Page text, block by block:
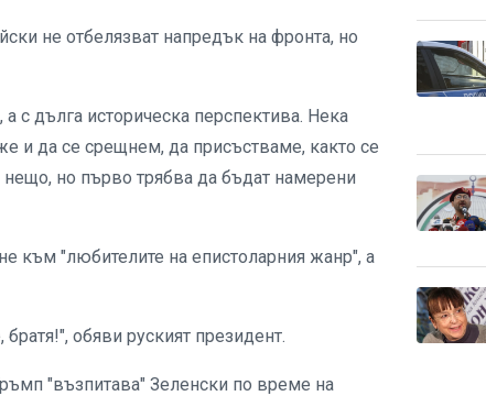
не отбелязват напредък на фронта, но
с дълга историческа перспектива. Нека
и да се срещнем, да присъстваме, както се
но първо трябва да бъдат намерени
към "любителите на епистоларния жанр", а
обяви руският президент.
"възпитава" Зеленски по време на